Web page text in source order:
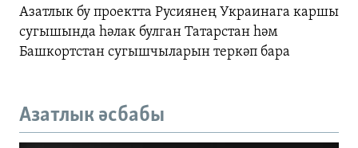
Азатлык бу проектта Русиянең Украинага каршы
сугышында һәлак булган Татарстан һәм
Башкортстан сугышчыларын теркәп бара
Азатлык әсбабы